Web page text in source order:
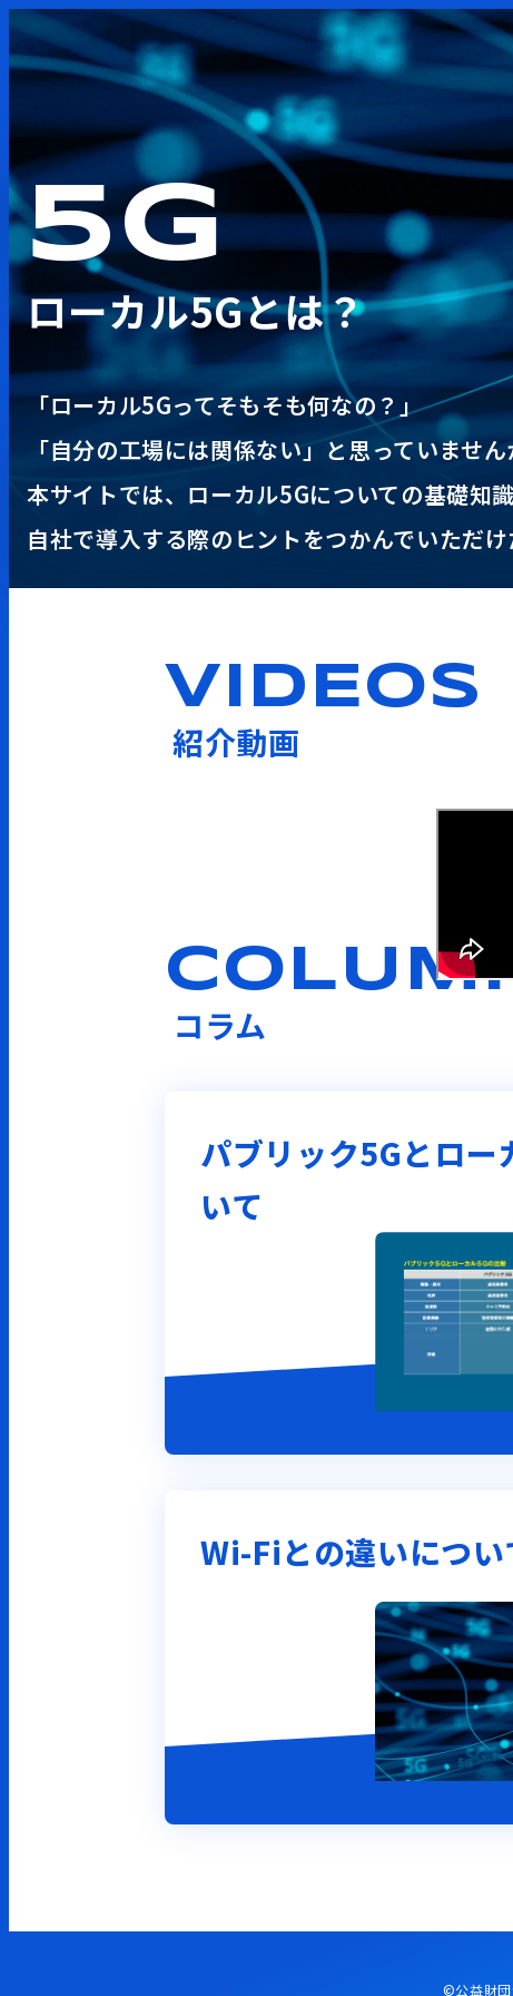
5G
ローカル5Gとは？
「ローカル5Gってそもそも何なの？」
「自分の工場には関係ない」と思っていません
本サイトでは、ローカル5Gについての基礎知
自社で導入する際のヒントをつかんでいただけ
VIDEOS
紹介動画
コラム
パブリック5Gとロー
いて
Wi-Fiとの違いについ
©公益財